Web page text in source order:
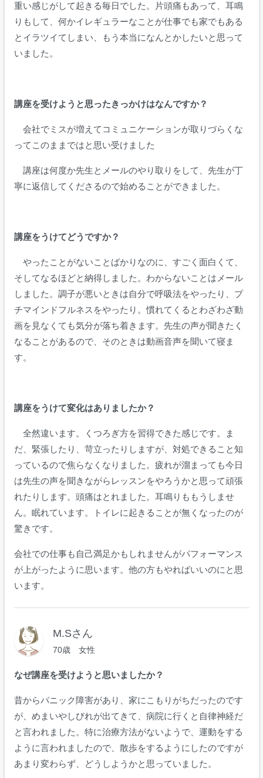
重い感じがして起きる毎日でした。
片頭痛もあって、耳鳴
りもして、何かイレギュラーなことが仕事でも家でもある
とイラツイてしまい、もう本当になんとかしたいと思って
いました。
講座を受けようと思ったきっかけはなんですか？
会社でミスが増えてコミュニケーションが取りづらくな
ってこのままではと思い受けました
講座は何度か先生とメールのやり取りをして、先生が丁
寧に返信してくださるので始めることができました。
講座をうけてどうですか？
やったことがないことばかりなのに、すごく面白くて、
そしてなるほどと納得しました。わからないことはメール
しました。 調子が悪いときは自分で呼吸法をやったり
、プ
チマインドフルネスをやったり。慣れてくるとわざわざ動
画を見なくても気分が落ち着きます。先生の声が聞きたく
なることがあるので、そのときは動画音声を聞いて寝ま
す。
講座をうけて変化はありましたか？
全然違います。くつろぎ方を習得できた感じです。
ま
だ、緊張したり、苛立ったりしますが、対処できること知
っているので焦らなくなりました。疲れが溜まっても今日
は先生の声を聞きながらレッスンをやろうかと思って頑張
れたりします。 頭痛はとれました。耳鳴りももうしませ
ん。眠れています。トイレに起きることが無くなったのが
驚きです。
会社での仕事も自己満足かもしれませんがパフォーマンス
が上がったように思います。他の方もやればいいのにと思
います。
M.Sさん
70歳 女性
なぜ講座を受けようと思いましたか？
昔からパニック障害があり、家にこもりがちだったのです
が、めまいやしびれが出てきて、病院に行くと自律神経だ
と言われました。特に治療方法がないようで、運動をする
ように言われましたので、散歩をするようにしたのですが
あまり変わらず、どうしようかと思っていました。